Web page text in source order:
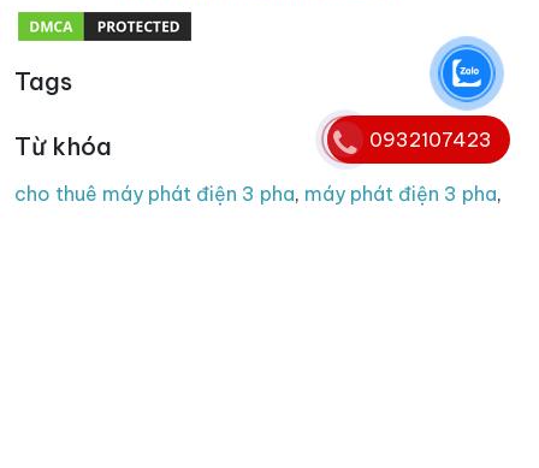
Tags
Từ khóa
cho thuê máy phát điện 3 pha, máy phát điện 3 pha,
0932107423